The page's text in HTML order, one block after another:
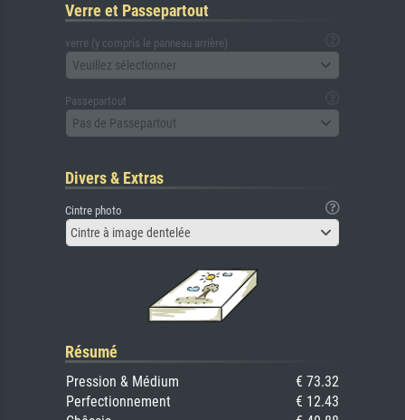
Verre et Passepartout
verre (y compris le panneau arrière)
Veuillez sélectionner
Passepartout
Pas de Passepartout
Divers & Extras
Cintre photo
Cintre à image dentelée
Résumé
Pression & Médium
€ 73.32
Perfectionnement
€ 12.43